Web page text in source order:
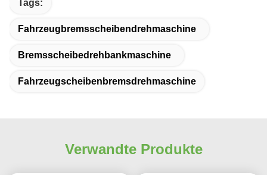
Tags:
Fahrzeugbremsscheibendrehmaschine
Bremsscheibedrehbankmaschine
Fahrzeugscheibenbremsdrehmaschine
Verwandte Produkte